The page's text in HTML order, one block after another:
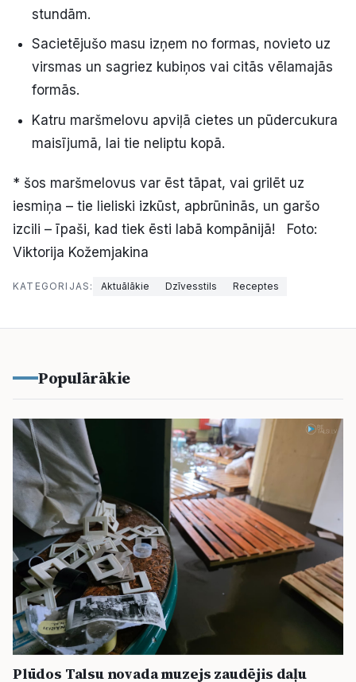
stundām.
Sacietējušo masu izņem no formas, novieto uz
virsmas un sagriez kubiņos vai citās vēlamajās
formās.
Katru maršmelovu apviļā cietes un pūdercukura
maisījumā, lai tie neliptu kopā.
* šos maršmelovus var ēst tāpat, vai grilēt uz
iesmiņa – tie lieliski izkūst, apbrūninās, un garšo
izcili – īpaši, kad tiek ēsti labā kompānijā! Foto:
Viktorija Kožemjakina
KATEGORIJAS: Aktuālākie Dzīvesstils Receptes
Populārākie
Plūdos Talsu novada muzejs zaudējis daļu